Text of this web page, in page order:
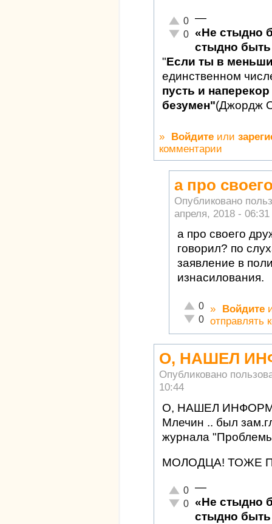
Отлично!
0
Неадекватно!
0
—
«Не стыдно
стыдно быть
"Если ты в
единственном
пусть и
безумен"(Джордж
» Войдите или
комментарии
а про
Опубликовано
апреля, 2018 - 06:31
а про своего
говорил? по
заявление в
изнасилования.
Отлично!
0
Неадекватно!
0
» Войдите
отправлять
О, НАШЕЛ
Опубликовано
10:44
О, НАШЕЛ
Млечин .. был
журнала
МОЛОДЦА! ТОЖЕ
Отлично!
0
Неадекватно!
0
—
«Не стыдно
стыдно быть